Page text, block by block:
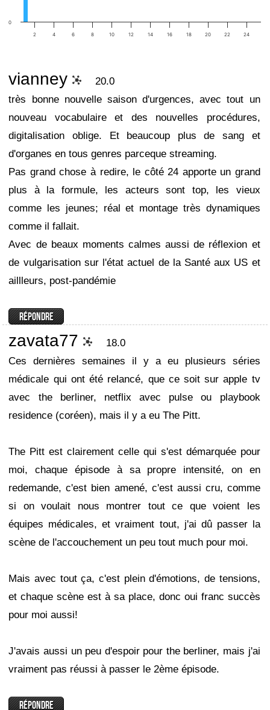
2 4 6 8 10 12 14 16 18 20 22 24
0
vianney
20.0
très bonne nouvelle saison d'urgences, avec tout un
nouveau vocabulaire et des nouvelles procédures,
digitalisation oblige. Et beaucoup plus de sang et
d'organes en tous genres parceque streaming.
Pas grand chose à redire, le côté 24 apporte un grand
plus à la formule, les acteurs sont top, les vieux
comme les jeunes; réal et montage très dynamiques
comme il fallait.
Avec de beaux moments calmes aussi de réflexion et
de vulgarisation sur l'état actuel de la Santé aux US et
aillleurs, post-pandémie
zavata77
18.0
Ces dernières semaines il y a eu plusieurs séries
médicale qui ont été relancé, que ce soit sur apple tv
avec the berliner, netflix avec pulse ou playbook
residence (coréen), mais il y a eu The Pitt.
The Pitt est clairement celle qui s'est démarquée pour
moi, chaque épisode à sa propre intensité, on en
redemande, c'est bien amené, c'est aussi cru, comme
si on voulait nous montrer tout ce que voient les
équipes médicales, et vraiment tout, j'ai dû passer la
scène de l'accouchement un peu tout much pour moi.
Mais avec tout ça, c'est plein d'émotions, de tensions,
et chaque scène est à sa place, donc oui franc succès
pour moi aussi!
J'avais aussi un peu d'espoir pour the berliner, mais j'ai
vraiment pas réussi à passer le 2ème épisode.